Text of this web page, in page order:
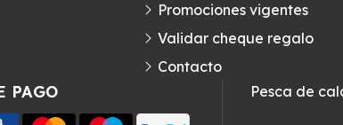
PAGO
Promociones vigentes
Validar cheque regalo
Contacto
Pesca de